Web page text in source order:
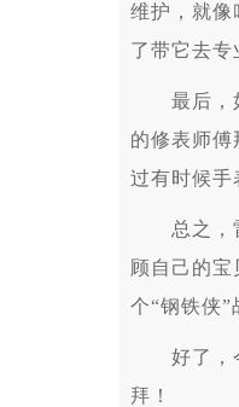
维护，就像
了带它去专
最后，如
的修表师傅
过有时候手
总之，雷
顾自己的
个“钢铁侠”
好了，今
拜！